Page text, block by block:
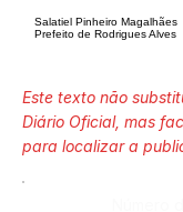
Salatiel Pinheiro Magalhães
Prefeito de Rodrigues Alves
Este texto não
Diário Oficial, mas
para localizar a